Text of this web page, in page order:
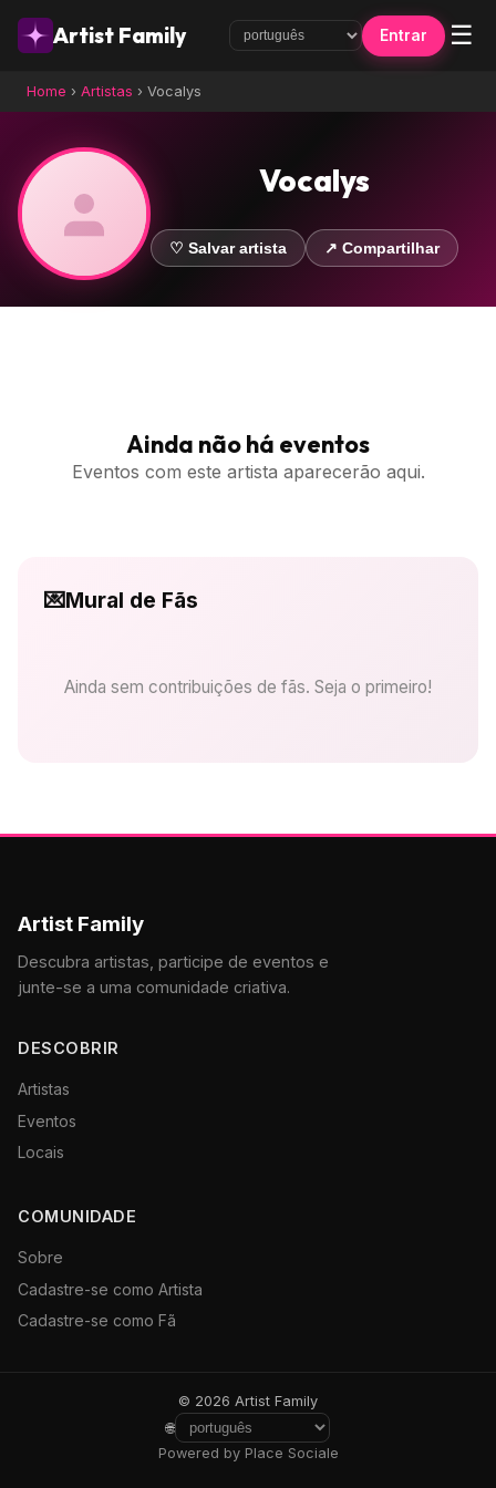
Artist Family Entrar ☰
Home › Artistas › Vocalys
Vocalys
♡ Salvar artista ↗ Compartilhar
Ainda não há eventos
Eventos com este artista aparecerão aqui.
💌Mural de Fãs
Ainda sem contribuições de fãs. Seja o primeiro!
Artist Family
Descubra artistas, participe de eventos e
junte-se a uma comunidade criativa.
DESCOBRIR
Artistas
Eventos
Locais
COMUNIDADE
Sobre
Cadastre-se como Artista
Cadastre-se como Fã
© 2026 Artist Family
🌐
Powered by Place Sociale